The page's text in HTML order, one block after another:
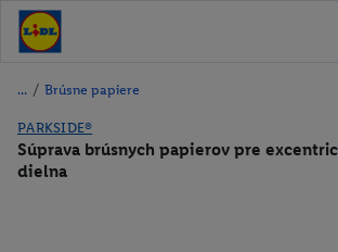
/ Brúsne papiere
PARKSIDE®
Súprava brúsnych papierov pre
dielna